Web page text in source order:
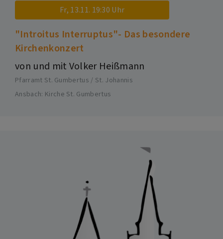
Fr, 13.11. 19:30 Uhr
"Introitus Interruptus"- Das besondere
Kirchenkonzert
von und mit Volker Heißmann
Pfarramt St. Gumbertus / St. Johannis
Ansbach Kirche St. Gumbertus